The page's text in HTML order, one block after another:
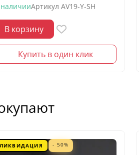
Артикул AV19-Y-SH
В корзину
Купить в один клик
ЛИКВИДАЦИЯ - 50%